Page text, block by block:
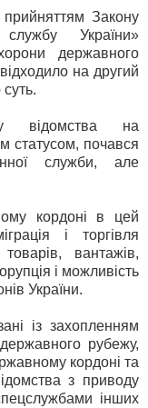
Закону
України»
державного
на другий
відомства на
статусом, почався
служби, але
кордоні в цей
і торгівля
вантажів,
і можливість
України.
із захопленням
рубежу,
кордоні та
з приводу
інших